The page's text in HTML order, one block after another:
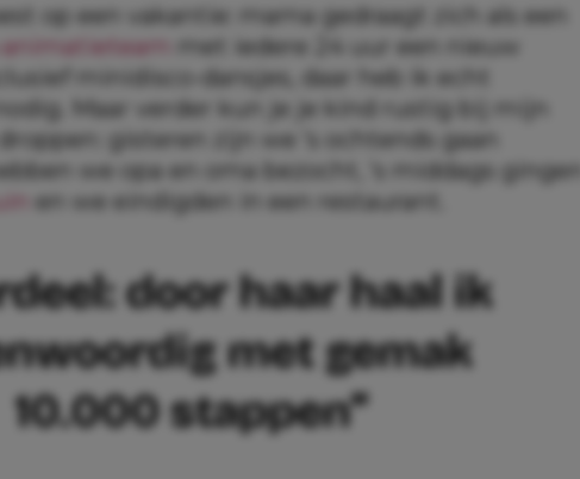
op een vakantie: mama gedraagt zich als een
met iedere 24 uur een nieuw
minidisco-dansjes, daar heb ik echt
Maar verder kun je je kind rustig bij mijn
gisteren zijn we ’s ochtends gaan
we opa en oma bezocht, ’s middags gingen
en we eindigden in een restaurant.
door haar haal ik
met gemak
10.000 stappen”